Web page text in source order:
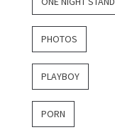
PHOTOS
PLAYBOY
PORN